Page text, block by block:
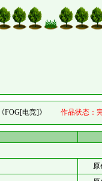
《FOG[电竞]》 作品状态：
原